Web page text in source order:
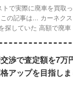
で実際に廃車を買取
の記事は... カーネク
探していた 高額で廃車
渉で査定額を7万
アップを目指しま